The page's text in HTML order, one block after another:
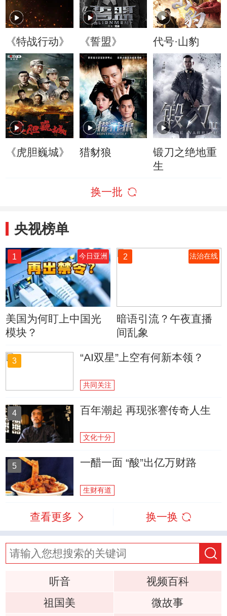
《特战行动》 《誓盟》 代号·山豹
《虎胆巍城》 猎豺狼
锻刀之绝地重
生
换一批
央视榜单
1 今日亚洲
美国为何盯上中国光
模块？
2 法治在线
暗语引流？午夜直播
间乱象
3 “AI双星”上空有何新本领？
共同关注
4 百年潮起 再现张謇传奇人生
文化十分
5 一醋一面 “酸”出亿万财路
生财有道
查看更多 换一换
听音
视频百科
祖国美
微故事